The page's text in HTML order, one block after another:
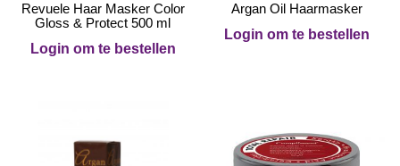
Revuele Haar Masker Color
Gloss & Protect 500 ml
Login om te bestellen
Argan Oil Haarmasker
Login om te bestellen